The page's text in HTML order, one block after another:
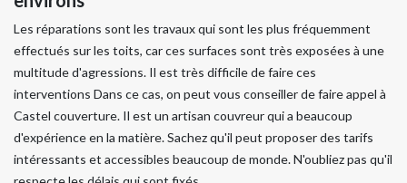
Les réparations sont les travaux qui sont les plus fréquemment
effectués sur les toits, car ces surfaces sont très exposées à une
multitude d'agressions. Il est très difficile de faire ces
interventions Dans ce cas, on peut vous conseiller de faire appel à
Castel couverture. Il est un artisan couvreur qui a beaucoup
d'expérience en la matière. Sachez qu'il peut proposer des tarifs
intéressants et accessibles beaucoup de monde. N'oubliez pas qu'il